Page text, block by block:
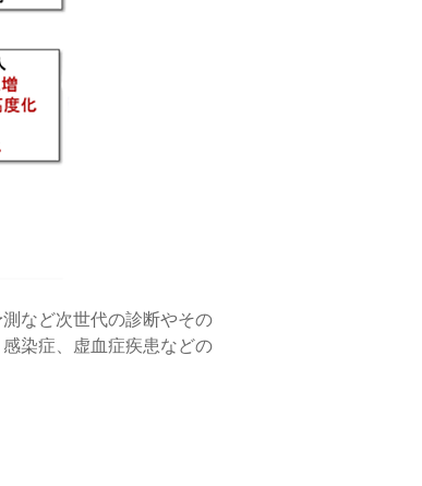
など次世代の診断やその
染症、虚血症疾患などの